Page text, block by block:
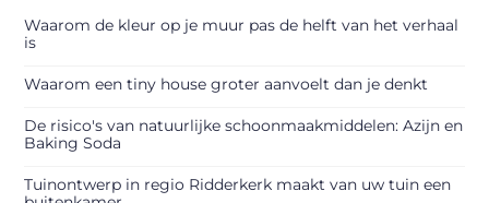
Waarom de kleur op je muur pas de helft van het verhaal
is
Waarom een tiny house groter aanvoelt dan je denkt
De risico's van natuurlijke schoonmaakmiddelen: Azijn en
Baking Soda
Tuinontwerp in regio Ridderkerk maakt van uw tuin een